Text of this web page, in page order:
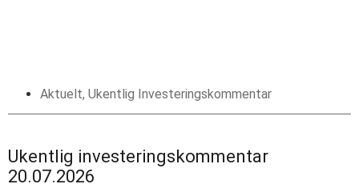
Aktuelt, Ukentlig Investeringskommentar
Ukentlig investeringskommentar
20.07.2026